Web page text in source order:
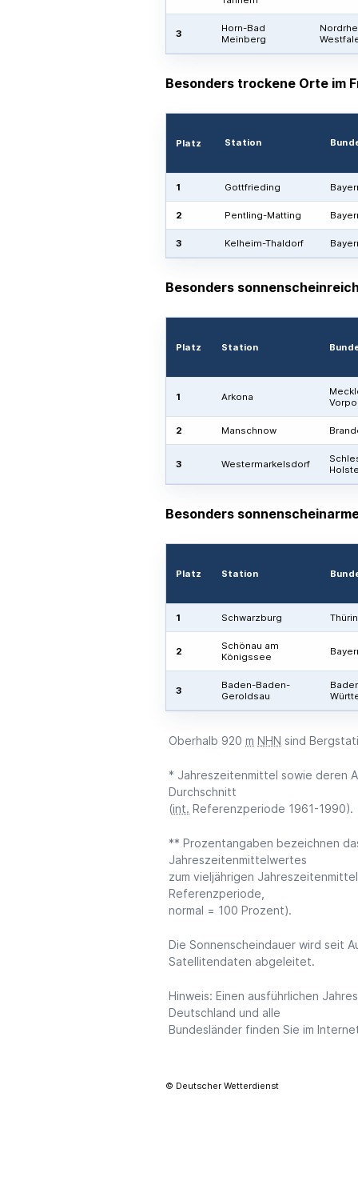
3
Horn-Bad
Meinberg
Besonders trockene Orte im
Platz Station
1 Gottfrieding
2 Pentling-Matting
3 Kelheim-Thaldorf
Besonders
Platz Station
1 Arkona
2 Manschnow
3 Westermarkelsdorf
Besonders
Platz Station
1 Schwarzburg
2
Schönau am
Königssee
3
Baden-Baden-
Geroldsau
Oberhalb 920 m NHN sind
* Jahreszeitenmittel sowie deren
Durchschnitt
(int. Referenzperiode 1961-1990).
** Prozentangaben bezeichnen
Jahreszeitenmittelwertes
zum vieljährigen
Referenzperiode,
normal = 100 Prozent).
Die Sonnenscheindauer wird seit
Satellitendaten abgeleitet.
Hinweis: Einen ausführlichen
Deutschland und alle
Bundesländer finden Sie im
© Deutscher Wetterdienst